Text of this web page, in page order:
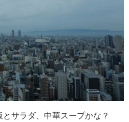
サラダ、中華スープかな？